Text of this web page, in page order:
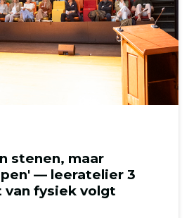
stenen, maar
— leeratelier 3
van fysiek volgt